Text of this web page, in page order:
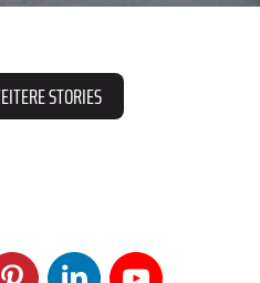
STORIES